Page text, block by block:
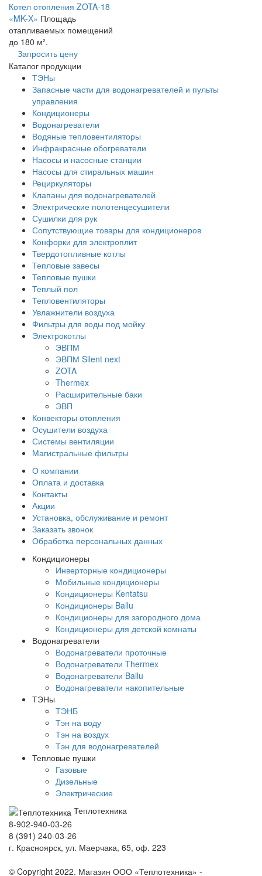
Котел отопления ZOTA-18
«MK-X» Площадь
отапливаемых помещений
до 180 м².
Запросить цену
Каталог продукции
ТЭНы
Запасные части для водонагревателей и пульты
управления
Кондиционеры
Водонагреватели
Водяные тепловентиляторы
Инфракрасные обогреватели
Насосы и насосные станции
Насосы для стиральных машин
Рециркуляторы
Клапаны для водонагревателей
Электрические полотенцесушители
Сушилки для рук
Сопутствующие товары для кондиционеров
Конфорки для электроплит
Твердотопливные котлы
Тепловые завесы
Тепловые пушки
Теплый пол
Тепловентиляторы
Увлажнители воздуха
Фильтры для воды под мойку
Электрокотлы
ЭВПМ
ЭВПМ Silent next
ZOTA
Thermex
Расширительные баки
ЭВП
Конвекторы отопления
Осушители воздуха
Системы вентиляции
Магистральные фильтры
О компании
Оплата и доставка
Контакты
Акции
Установка, обслуживание и ремонт
Заказать звонок
Обработка персональных данных
Кондиционеры
Инверторные кондиционеры
Мобильные кондиционеры
Кондиционеры Kentatsu
Кондиционеры Ballu
Кондиционеры для загородного дома
Кондиционеры для детской комнаты
Водонагреватели
Водонагреватели проточные
Водонагреватели Thermex
Водонагреватели Ballu
Водонагреватели накопительные
ТЭНы
ТЭНБ
Тэн на воду
Тэн на воздух
Тэн для водонагревателей
Тепловые пушки
Газовые
Дизельные
Электрические
Теплотехника
8-902-940-03-26
8 (391) 240-03-26
г. Красноярск, ул. Маерчака, 65, оф. 223
© Copyright 2022. Магазин ООО «Теплотехника» -